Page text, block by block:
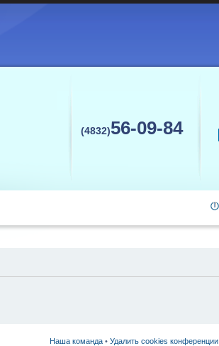
(4832)56-09-84
Наша команда • Удалить cookies конференции